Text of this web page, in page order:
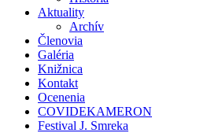
Aktuality
Archív
Členovia
Galéria
Knižnica
Kontakt
Ocenenia
COVIDEKAMERON
Festival J. Smreka